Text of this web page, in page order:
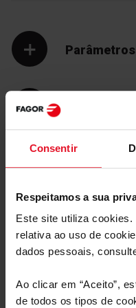
Consentir
Respeitamos a sua
Este site utiliza
relativa ao uso de
dados pessoais,
Ao clicar em “Aceito”,
de todos os tipos de
Para o ajudar na
revestido com
poros nem
extremamente fácil.
dedique o seu tempo
Manuais e